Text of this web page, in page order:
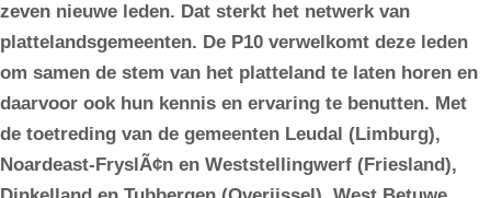
zeven nieuwe leden. Dat sterkt het netwerk van
plattelandsgemeenten. De P10 verwelkomt deze leden
om samen de stem van het platteland te laten horen en
daarvoor ook hun kennis en ervaring te benutten. Met
de toetreding van de gemeenten Leudal (Limburg),
Noardeast-FryslÃ¢n en Weststellingwerf (Friesland),